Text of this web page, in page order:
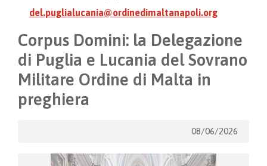
del.puglialucania@ordinedimaltanapoli.org
Corpus Domini: la Delegazione
di Puglia e Lucania del Sovrano
Militare Ordine di Malta in
preghiera
08/06/2026